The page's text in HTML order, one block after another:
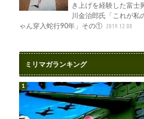
き上げを経験した富士
川金治郎氏「これが私
ゃん穿入蛇行90年」その① 2019.12.08
ミリマガランキング